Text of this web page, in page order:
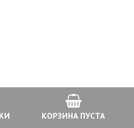
КОРЗИНА ПУСТА
Саровский родий с